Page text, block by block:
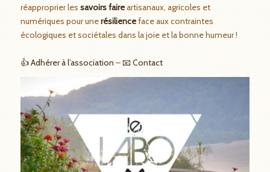
réapproprier les savoirs faireartisanaux, agricoles et
numériques pour unerésilienceface aux contraintes
écologiques et sociétales dans la joie et la bonne humeur !
👍 Adhérer à l’association –📧 Contact